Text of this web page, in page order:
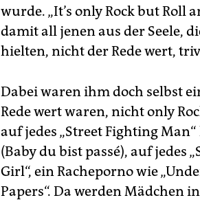
wurde. „It’s only Rock but Roll
damit all jenen aus der Seele,
hielten, nicht der Rede wert,
Dabei waren ihm doch selbst
Rede wert waren, nicht only
auf jedes „Street Fighting
(Baby du bist passé), auf jedes
Girl“, ein Racheporno wie
Papers“. Da werden Mädchen